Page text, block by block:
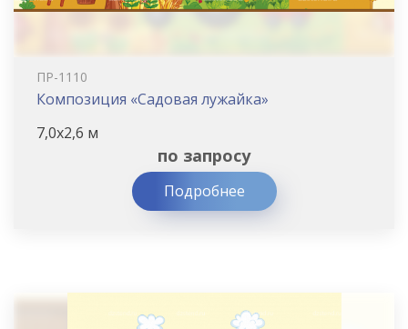
ПР-1110
Композиция «Садовая лужайка»
7,0х2,6 м
по запросу
Подробнее